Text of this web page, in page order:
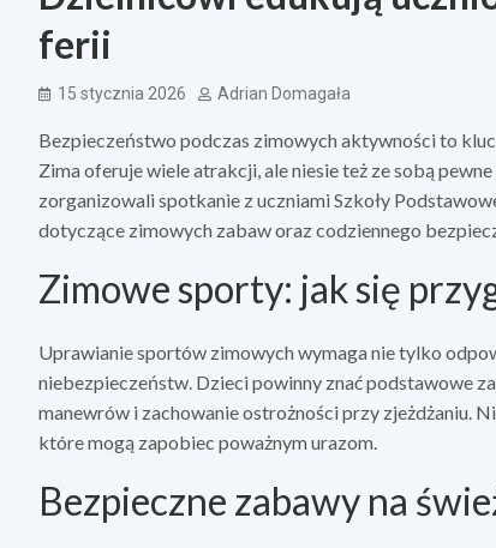
ferii
15 stycznia 2026 Adrian Domagała
Bezpieczeństwo podczas zimowych aktywności to
Zima oferuje wiele atrakcji, ale niesie też ze sobą
zorganizowali spotkanie z uczniami Szkoły
dotyczące zimowych zabaw oraz codziennego
Zimowe sporty: jak się
Uprawianie sportów zimowych wymaga nie tylko
niebezpieczeństw. Dzieci powinny znać podstawowe
manewrów i zachowanie ostrożności przy zjeżdżaniu.
które mogą zapobiec poważnym urazom.
Bezpieczne zabawy na